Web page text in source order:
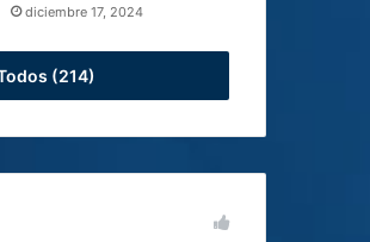
diciembre 17, 2024
(214)